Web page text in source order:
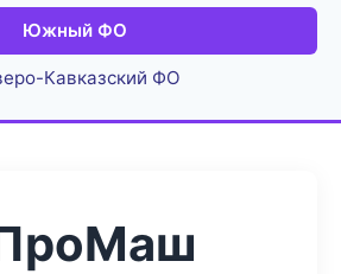
Южный ФО
Кавказский ФО